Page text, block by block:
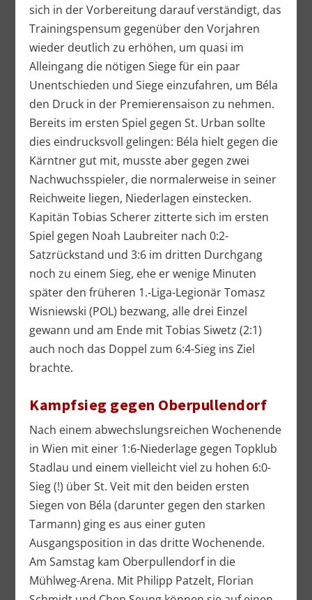
sich in der Vorbereitung darauf verständigt, das
Trainingspensum gegenüber den Vorjahren
wieder deutlich zu erhöhen, um quasi im
Alleingang die nötigen Siege für ein paar
Unentschieden und Siege einzufahren, um Béla
den Druck in der Premierensaison zu nehmen.
Bereits im ersten Spiel gegen St. Urban sollte
dies eindrucksvoll gelingen: Béla hielt gegen die
Kärntner gut mit, musste aber gegen zwei
Nachwuchsspieler, die normalerweise in seiner
Reichweite liegen, Niederlagen einstecken.
Kapitän Tobias Scherer zitterte sich im ersten
Spiel gegen Noah Laubreiter nach 0:2-
Satzrückstand und 3:6 im dritten Durchgang
noch zu einem Sieg, ehe er wenige Minuten
später den früheren 1.-Liga-Legionär Tomasz
Wisniewski (POL) bezwang, alle drei Einzel
gewann und am Ende mit Tobias Siwetz (2:1)
auch noch das Doppel zum 6:4-Sieg ins Ziel
brachte.
Kampfsieg gegen Oberpullendorf
Nach einem abwechslungsreichen Wochenende
in Wien mit einer 1:6-Niederlage gegen Topklub
Stadlau und einem vielleicht viel zu hohen 6:0-
Sieg (!) über St. Veit mit den beiden ersten
Siegen von Béla (darunter gegen den starken
Tarmann) ging es aus einer guten
Ausgangsposition in das dritte Wochenende.
Am Samstag kam Oberpullendorf in die
Mühlweg-Arena. Mit Philipp Patzelt, Florian